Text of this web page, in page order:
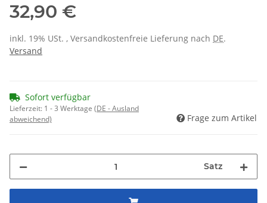
32,90 €
inkl. 19% USt. , Versandkostenfreie Lieferung nach DE.
Versand
Sofort verfügbar
Lieferzeit: 1 - 3 Werktage (DE - Ausland
abweichend)
Frage zum Artikel
Satz